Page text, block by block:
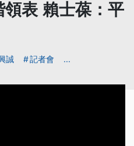
表 賴士葆：平
誠 記者會 ...